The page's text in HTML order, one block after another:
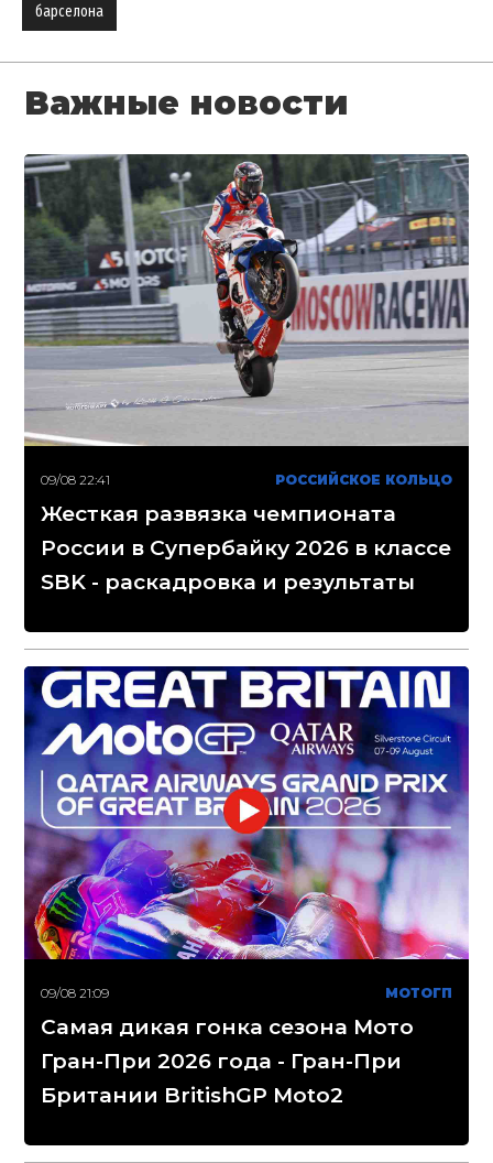
барселона
Важные новости
09/08 22:41 РОССИЙСКОЕ КОЛЬЦО
Жесткая развязка чемпионата
России в Супербайку 2026 в классе
SBK - раскадровка и результаты
09/08 21:09 МОТОГП
Самая дикая гонка сезона Мото
Гран-При 2026 года - Гран-При
Британии BritishGP Moto2